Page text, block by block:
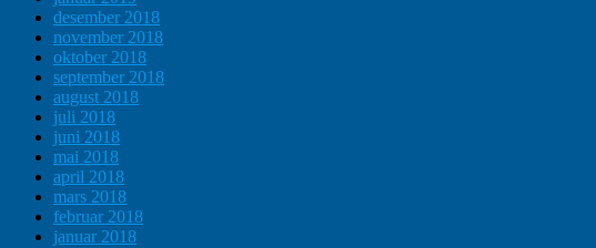
desember 2018
november 2018
oktober 2018
september 2018
august 2018
juli 2018
juni 2018
mai 2018
april 2018
mars 2018
februar 2018
januar 2018